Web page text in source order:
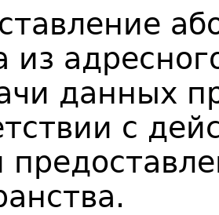
из
данных
с